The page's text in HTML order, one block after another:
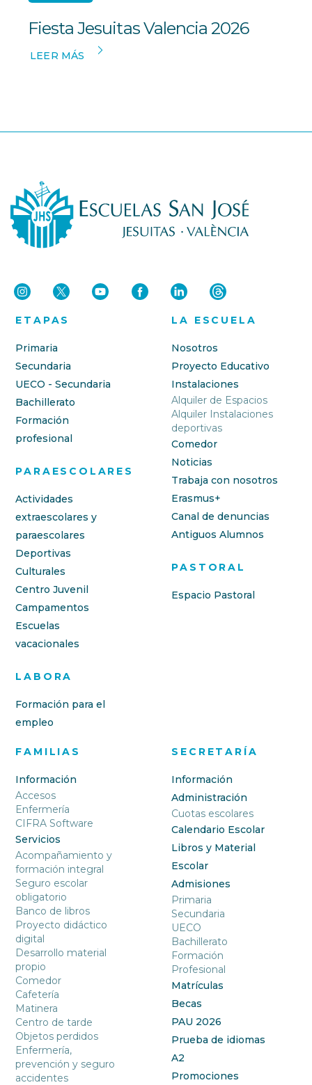
Fiesta Jesuitas Valencia 2026
LEER MÁS
ETAPAS
Primaria
Secundaria
UECO - Secundaria
Bachillerato
Formación
profesional
PARAESCOLARES
Actividades
extraescolares y
paraescolares
Deportivas
Culturales
Centro Juvenil
Campamentos
Escuelas
vacacionales
LABORA
Formación para el
empleo
LA ESCUELA
Nosotros
Proyecto Educativo
Instalaciones
Alquiler de Espacios
Alquiler Instalaciones
deportivas
Comedor
Noticias
Trabaja con nosotros
Erasmus+
Canal de denuncias
Antiguos Alumnos
PASTORAL
Espacio Pastoral
FAMILIAS
Información
Accesos
Enfermería
CIFRA Software
Servicios
Acompañamiento y
formación integral
Seguro escolar
obligatorio
Banco de libros
Proyecto didáctico
digital
Desarrollo material
propio
Comedor
Cafetería
Matinera
Centro de tarde
Objetos perdidos
Enfermería,
prevención y seguro
accidentes
SECRETARÍA
Información
Administración
Cuotas escolares
Calendario Escolar
Libros y Material
Escolar
Admisiones
Primaria
Secundaria
UECO
Bachillerato
Formación
Profesional
Matrículas
Becas
PAU 2026
Prueba de idiomas
A2
Promociones